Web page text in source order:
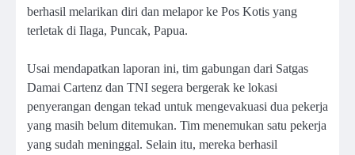
berhasil melarikan diri dan melapor ke Pos Kotis yang
terletak di Ilaga, Puncak, Papua.
Usai mendapatkan laporan ini, tim gabungan dari Satgas
Damai Cartenz dan TNI segera bergerak ke lokasi
penyerangan dengan tekad untuk mengevakuasi dua pekerja
yang masih belum ditemukan. Tim menemukan satu pekerja
yang sudah meninggal. Selain itu, mereka berhasil